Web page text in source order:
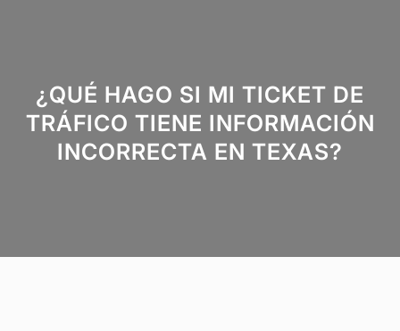
¿QUÉ HAGO SI MI TICKET DE
TRÁFICO TIENE INFORMACIÓN
INCORRECTA EN TEXAS?